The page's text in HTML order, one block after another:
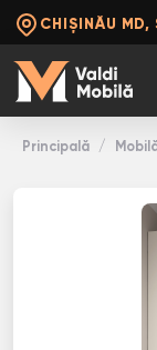
CHIȘINĂU MD,
Principală